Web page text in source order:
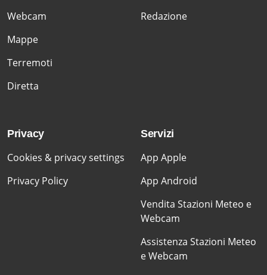
Webcam
Mappe
Terremoti
Diretta
Redazione
Privacy
Cookies & privacy settings
Privacy Policy
Servizi
App Apple
App Android
Vendita Stazioni Meteo e
Webcam
Assistenza Stazioni Meteo
e Webcam